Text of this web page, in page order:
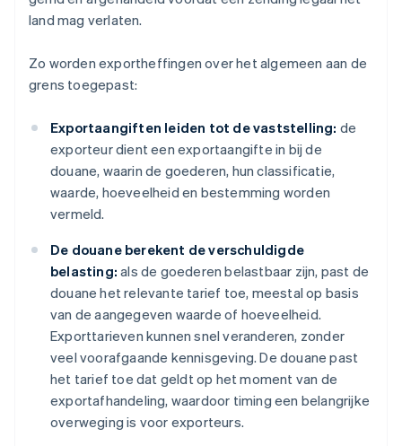
land mag verlaten.
Zo worden exportheffingen over het algemeen aan de
grens toegepast:
Exportaangiften leiden tot de vaststelling: de
exporteur dient een exportaangifte in bij de
douane, waarin de goederen, hun classificatie,
waarde, hoeveelheid en bestemming worden
vermeld.
De douane berekent de verschuldigde
belasting: als de goederen belastbaar zijn, past de
douane het relevante tarief toe, meestal op basis
van de aangegeven waarde of hoeveelheid.
Exporttarieven kunnen snel veranderen, zonder
veel voorafgaande kennisgeving. De douane past
het tarief toe dat geldt op het moment van de
exportafhandeling, waardoor timing een belangrijke
overweging is voor exporteurs.